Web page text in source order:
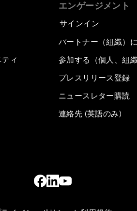
ィ
エンゲージメント
サインイン
パートナー（組織）
参加する（個人、組織
プレスリリース登録
ニュースレター購読
連絡先 (英語のみ)